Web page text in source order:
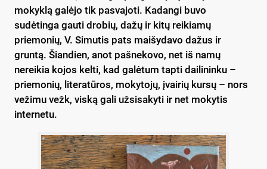
mokyklą galėjo tik pasvajoti. Kadangi buvo
sudėtinga gauti drobių, dažų ir kitų reikiamų
priemonių, V. Simutis pats maišydavo dažus ir
gruntą. Šiandien, anot pašnekovo, net iš namų
nereikia kojos kelti, kad galėtum tapti dailininku –
priemonių, literatūros, mokytojų, įvairių kursų – nors
vežimu vežk, viską gali užsisakyti ir net mokytis
internetu.